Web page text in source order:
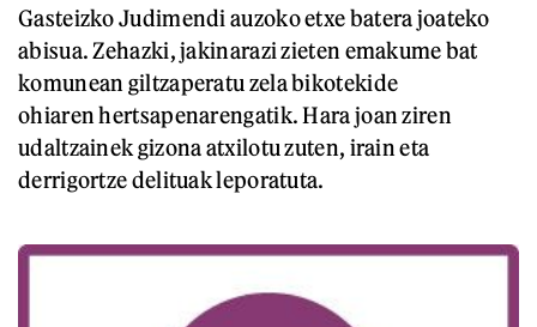
Gasteizko Judimendi auzoko etxe batera joateko
abisua. Zehazki, jakinarazi zieten emakume bat
komunean giltzaperatu zela bikotekide
ohiaren hertsapenarengatik. Hara joan ziren
udaltzainek gizona atxilotu zuten, irain eta
derrigortze delituak leporatuta.